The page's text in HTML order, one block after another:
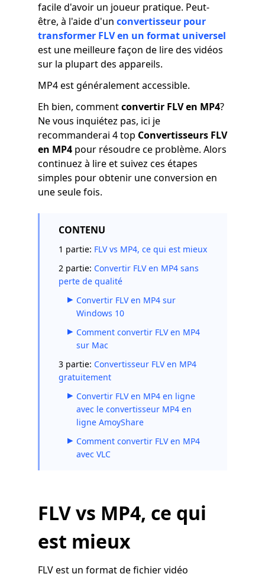
facile d'avoir un joueur pratique. Peut-
être, à l'aide d'un convertisseur pour
transformer FLV en un format universel
est une meilleure façon de lire des vidéos
sur la plupart des appareils.
MP4 est généralement accessible.
Eh bien, commentconvertir FLV en MP4?
Ne vous inquiétez pas, ici je
recommanderai 4 top Convertisseurs FLV
en MP4 pour résoudre ce problème. Alors
continuez à lire et suivez ces étapes
simples pour obtenir une conversion en
une seule fois.
CONTENU
1 partie: FLV vs MP4, ce qui est mieux
2 partie: Convertir FLV en MP4 sans
perte de qualité
Convertir FLV en MP4 sur
Windows 10
Comment convertir FLV en MP4
sur Mac
3 partie: Convertisseur FLV en MP4
gratuitement
Convertir FLV en MP4 en ligne
avec le convertisseur MP4 en
ligne AmoyShare
Comment convertir FLV en MP4
avec VLC
FLV vs MP4, ce qui
est mieux
FLV est un format de fichier vidéo